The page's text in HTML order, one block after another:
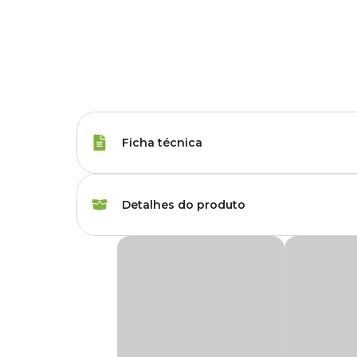
Ficha técnica
Marca Nutricon
Detalhes do produto